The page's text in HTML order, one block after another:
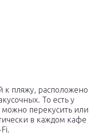
пляжу, расположено
То есть у
перекусить или
в каждом кафе